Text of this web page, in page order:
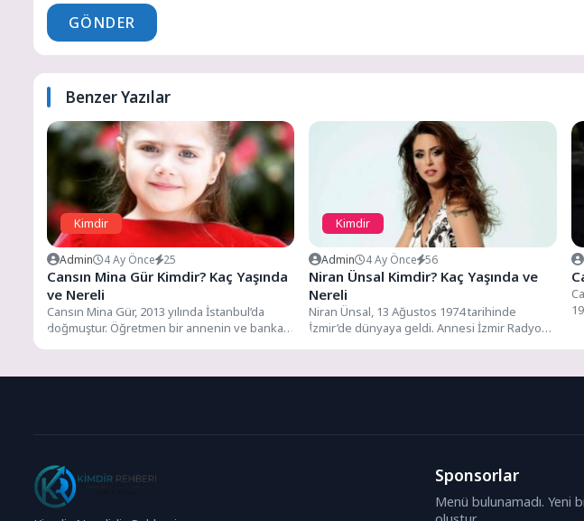
GÖNDER
Benzer Yazılar
Kimdir
Admin 4 Ay Önce 25
Cansın Mina Gür Kimdir? Kaç Yaşında
ve Nereli
Cansın Mina Gür, 2013 yılında İstanbul’da
doğmuştur. Öğretmen bir annenin ve bankacı
Kimdir
Admin 4 Ay Önce 56
Niran Ünsal Kimdir? Kaç Yaşında ve
Nereli
Niran Ünsal, 13 Ağustos 1974 tarihinde
İzmir’de dünyaya geldi. Annesi İzmir Radyosu
Sponsorlar
Menü bulunamadı. Yeni